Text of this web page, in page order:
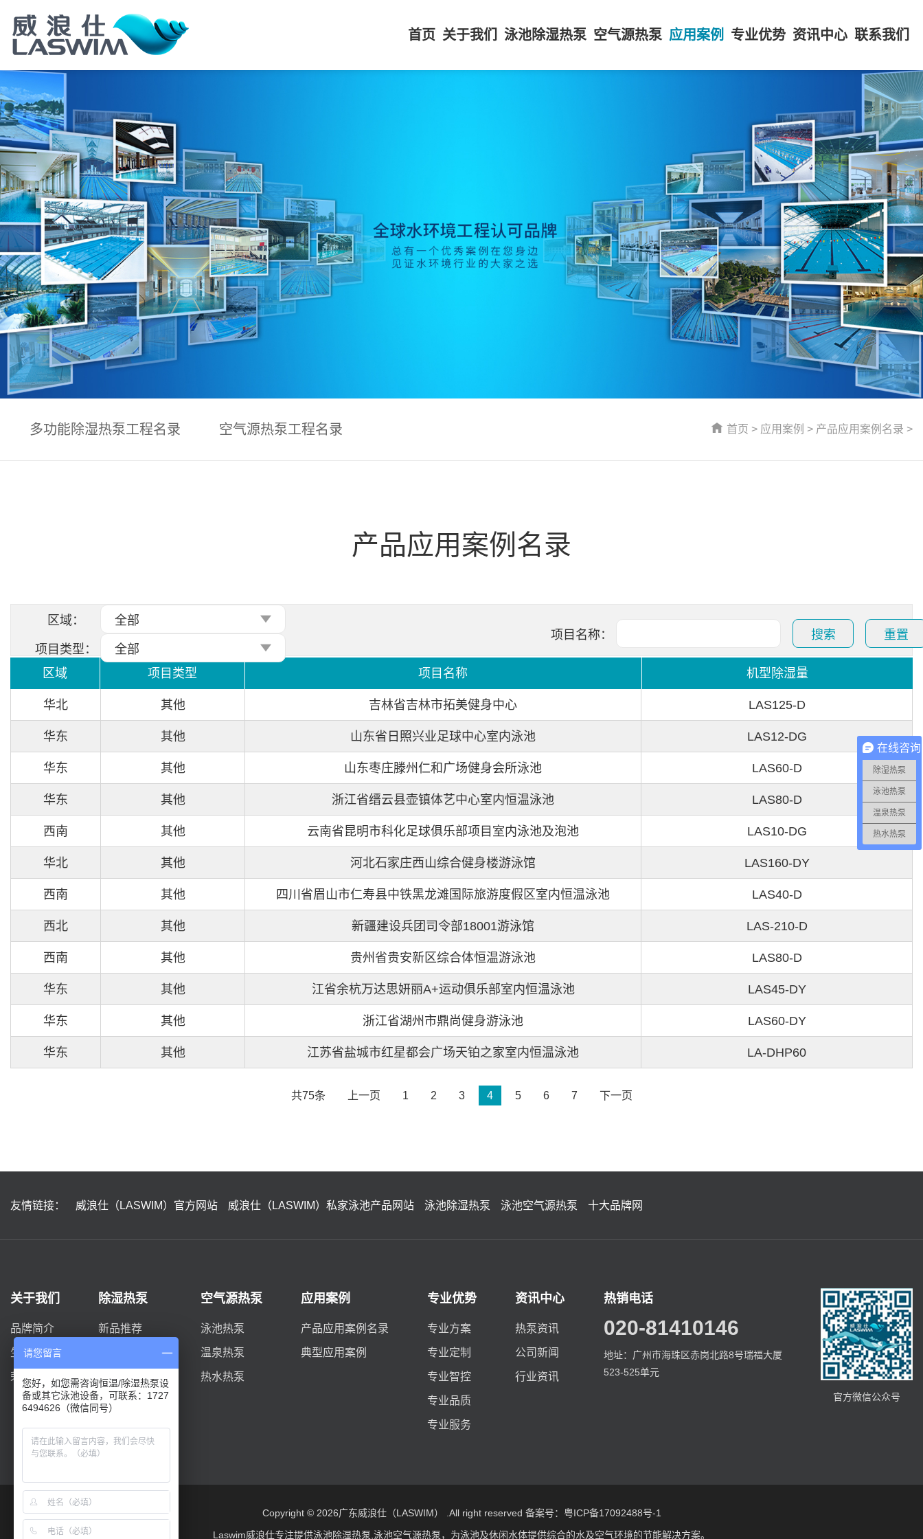
首页 关于我们 泳池除湿热泵 空气源热泵 应用案例 专业优势 资讯中心 联系我们
多功能除湿热泵工程名录 空气源热泵工程名录 首页 > 应用案例 > 产品应用案例名录 >
产品应用案例名录
区域： 全部
项目类型： 全部
项目名称： 搜索 重置
区域 项目类型 项目名称 机型除湿量
华北 其他 吉林省吉林市拓美健身中心 LAS125-D
华东 其他 山东省日照兴业足球中心室内泳池 LAS12-DG
华东 其他 山东枣庄滕州仁和广场健身会所泳池 LAS60-D
华东 其他 浙江省缙云县壶镇体艺中心室内恒温泳池 LAS80-D
西南 其他 云南省昆明市科化足球俱乐部项目室内泳池及泡池 LAS10-DG
华北 其他 河北石家庄西山综合健身楼游泳馆 LAS160-DY
西南 其他 四川省眉山市仁寿县中铁黑龙滩国际旅游度假区室内恒温泳池 LAS40-D
西北 其他 新疆建设兵团司令部18001游泳馆 LAS-210-D
西南 其他 贵州省贵安新区综合体恒温游泳池 LAS80-D
华东 其他 江省余杭万达思妍丽A+运动俱乐部室内恒温泳池 LAS45-DY
华东 其他 浙江省湖州市鼎尚健身游泳池 LAS60-DY
华东 其他 江苏省盐城市红星都会广场天铂之家室内恒温泳池 LA-DHP60
共75条 上一页 1 2 3 4 5 6 7 下一页
友情链接： 威浪仕（LASWIM）官方网站 威浪仕（LASWIM）私家泳池产品网站 泳池除湿热泵 泳池空气源热泵 十大品牌网
关于我们
品牌简介
生产实力
荣誉资质
除湿热泵
新品推荐
柜式系列
双风机D系列
空气源热泵
泳池热泵
温泉热泵
热水热泵
应用案例
产品应用案例名录
典型应用案例
专业优势
专业方案
专业定制
专业智控
专业品质
专业服务
资讯中心
热泵资讯
公司新闻
行业资讯
热销电话
020-81410146
地址：广州市海珠区赤岗北路8号瑞福大厦
523-525单元
官方微信公众号
Copyright © 2026广东威浪仕（LASWIM） .All right reserved 备案号：粤ICP备17092488号-1
Laswim威浪仕专注提供泳池除湿热泵 泳池空气源热泵，为泳池及休闲水体提供综合的水及空气环境的节能解决方案。
在线咨询
除湿热泵
泳池热泵
温泉热泵
热水热泵
请您留言
您好，如您需咨询恒温/除湿热泵设
备或其它泳池设备，可联系：1727
6494626（微信同号）